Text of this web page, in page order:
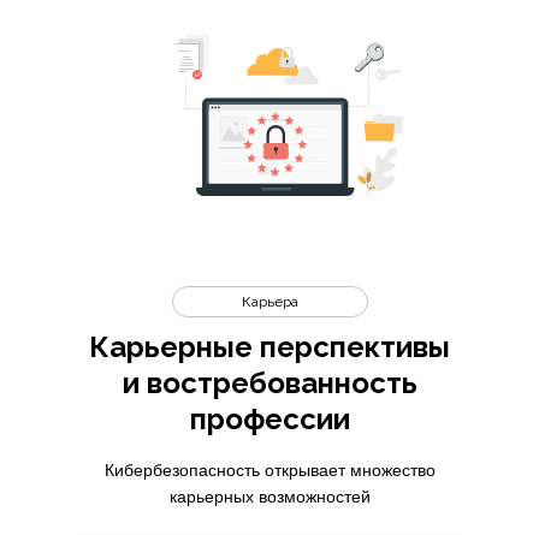
Карьерные перспективы
и востребованность
профессии
Карьера
Кибербезопасность открывает множество
карьерных возможностей